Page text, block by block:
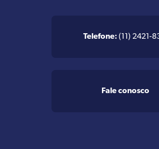
Telefone: (11) 2421-
Fale conosco